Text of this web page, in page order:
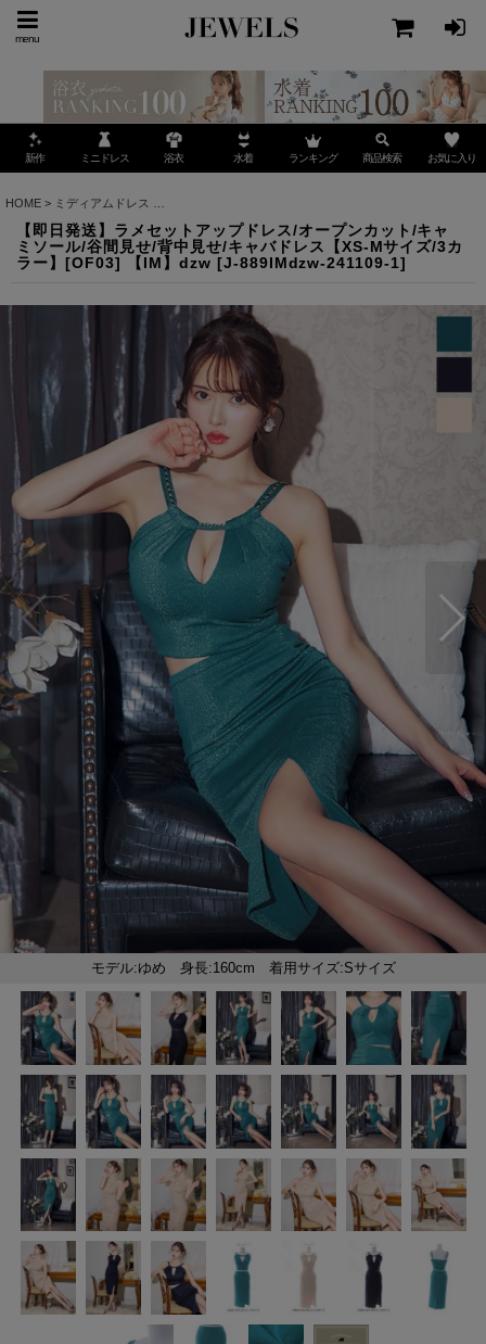
menu
新作 ミニドレス 浴衣 水着 ランキング 商品検索 お気に入り
HOME > ミディアムドレス
【即日発送】ラメセットアップドレス/オープンカット/キャ
ミソール/谷間見せ/背中見せ/キャバドレス【XS-Mサイズ/3カ
ラー】[OF03] 【IM】dzw [J-889IMdzw-241109-1]